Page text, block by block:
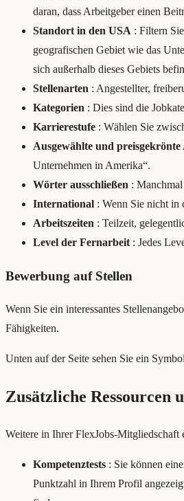
daran, dass Arbeitgeber einen
Standort in den USA : Filtern
geografischen Gebiet wie das
sich außerhalb dieses Gebiets
Stellenarten : Angestellter,
Kategorien : Dies sind die
Karrierestufe : Wählen Sie
Ausgewählte und
Unternehmen in Amerika“.
Wörter ausschließen :
International : Wenn Sie nicht in
Arbeitszeiten : Teilzeit,
Level der Fernarbeit : Jedes
Bewerbung auf Stellen
Wenn Sie ein interessantes
Fähigkeiten.
Unten auf der Seite sehen Sie ein
Zusätzliche
Weitere in Ihrer FlexJobs-Mitgliedschaft
Kompetenztests : Sie können
Punktzahl in Ihrem Profil